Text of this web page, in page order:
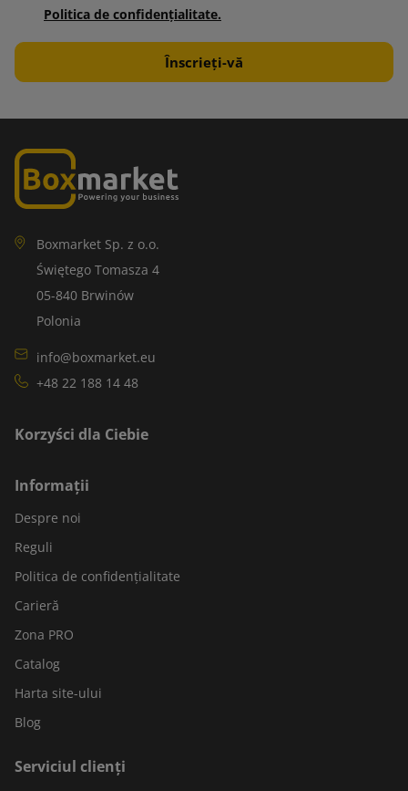
Politica de confidenţialitate.
Boxmarket Sp. z o.o.
Świętego Tomasza 4
05-840 Brwinów
Polonia
info@boxmarket.eu
+48 22 188 14 48
Korzyści dla Ciebie
Informații
Despre noi
Reguli
Politica de confidențialitate
Carieră
Zona PRO
Catalog
Harta site-ului
Blog
Serviciul clienți